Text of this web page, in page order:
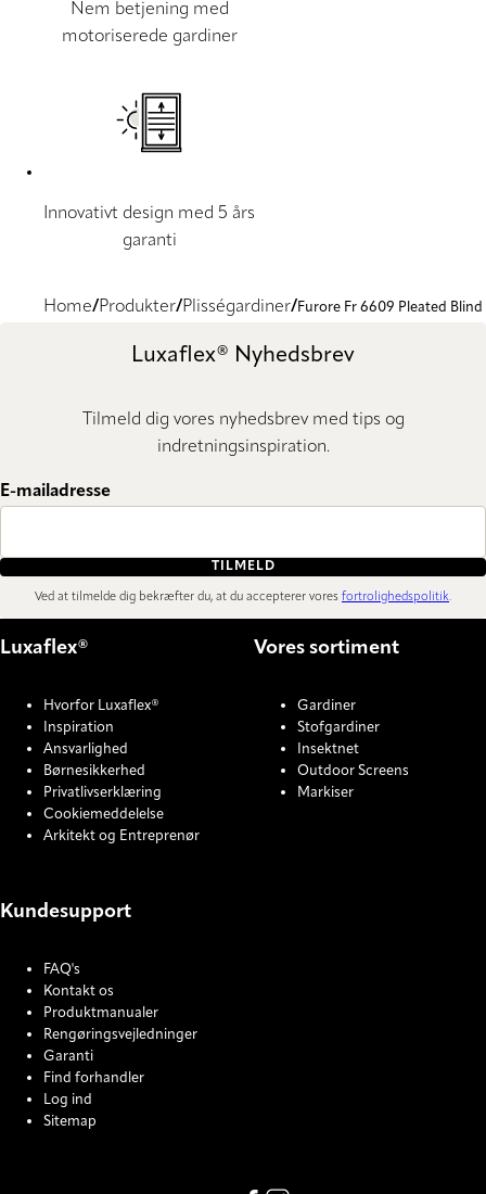
Nem betjening med
motoriserede gardiner
Innovativt design med 5 års
garanti
Home Produkter Plisségardiner Furore Fr 6609 Pleated Blind
Luxaflex® Nyhedsbrev
Tilmeld dig vores nyhedsbrev med tips og
indretningsinspiration.
E-mailadresse
TILMELD
Ved at tilmelde dig bekræfter du, at du accepterer vores fortrolighedspolitik.
Luxaflex®
Hvorfor Luxaflex®
Inspiration
Ansvarlighed
Børnesikkerhed
Privatlivserklæring
Cookiemeddelelse
Arkitekt og Entreprenør
Vores sortiment
Gardiner
Stofgardiner
Insektnet
Outdoor Screens
Markiser
Kundesupport
FAQ's
Kontakt os
Produktmanualer
Rengøringsvejledninger
Garanti
Find forhandler
Log ind
Sitemap